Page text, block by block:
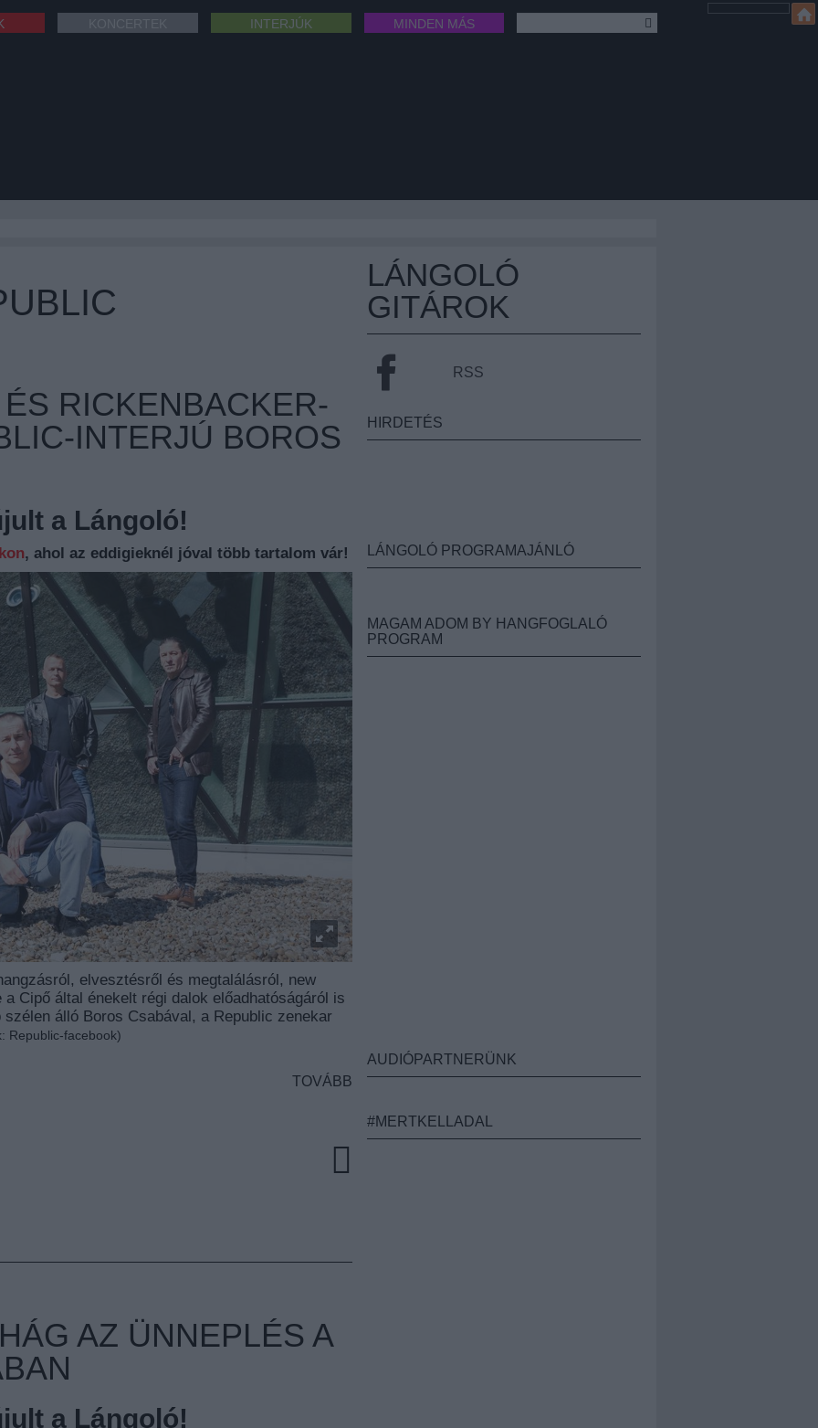
INTERJÚK MINDEN MÁS
RICKENBACKER-
INTERJÚ BOROS
a Lángoló!
, ahol az eddigieknél jóval több tartalom vár!
elvesztésről és megtalálásról, new
Cipő által énekelt régi dalok előadhatóságáról is
álló Boros Csabával, a Republic zenekar
Republic-facebook)
TOVÁBB
AZ ÜNNEPLÉS A
a Lángoló!
LÁNGOLÓ
GITÁROK
RSS
HIRDETÉS
LÁNGOLÓ PROGRAMAJÁNLÓ
MAGAM ADOM BY HANGFOGLALÓ
PROGRAM
AUDIÓPARTNERÜNK
#MERTKELLADAL